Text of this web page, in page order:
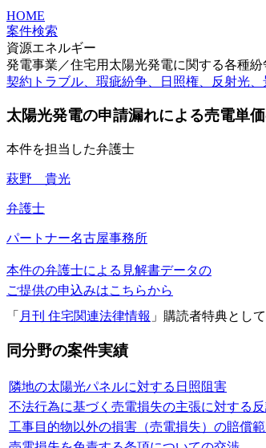
HOME
案件検索
資源エネルギー
発電事業／住宅用太陽光発電に関する各種紛
契約トラブル、瑕疵紛争、日照権、反射光
太陽光発電の申請漏れによる売電単
本件を担当した弁護士
萩野 貴光
弁護士
パートナー名古屋事務所
本件の弁護士による見解書データの
ご提供の申込みはこちらから
「 月刊 住宅関連法律情報 」購読者特典とし
同分野の案件実績
隣地の太陽光パネルに対する日照阻害
不法行為に基づく売電損失の主張に対する
工事目的物以外の損害（売電損失）の賠償